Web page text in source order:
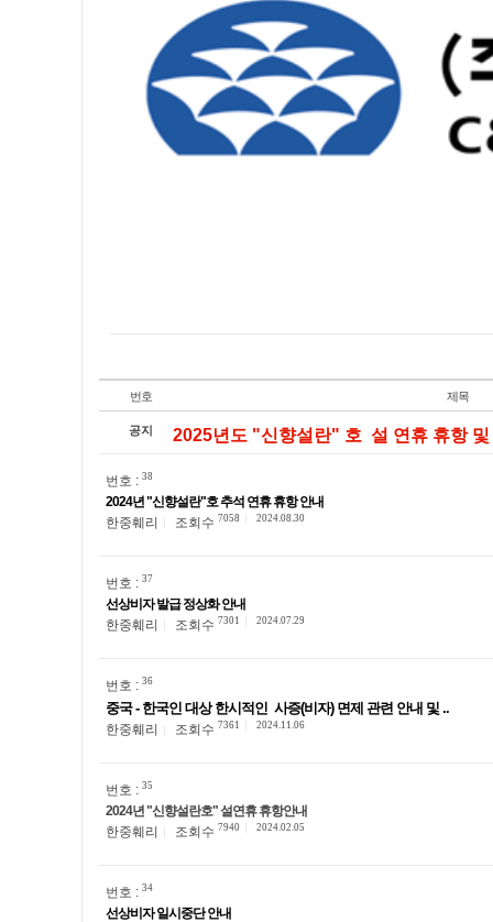
번호 제목
공지 2025년도 "신향설란" 호 설 연휴 휴항 및
번호 : 38
2024년 "신향설란"호 추석 연휴 휴항 안내
한중훼리
조회수 7058 2024.08.30
번호 : 37
선상비자 발급 정상화 안내
한중훼리
조회수 7301 2024.07.29
번호 : 36
중국 - 한국인 대상 한시적인 사증(비자) 면제 관련 안내 및 ..
한중훼리 조회수 7361 2024.11.06
번호 : 35
2024년 "신향설란호" 설연휴 휴항안내
한중훼리
조회수 7940 2024.02.05
번호 : 34
선상비자 일시중단 안내